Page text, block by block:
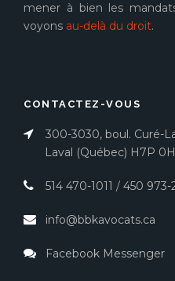
mener à bien les
voyons au-delà du droit.
CONTACTEZ-VOUS
300-3030, boul. Curé-
Laval (Québec) H7P
514 470-1011 / 450 973-
info@bbkavocats.ca
Facebook Messenger